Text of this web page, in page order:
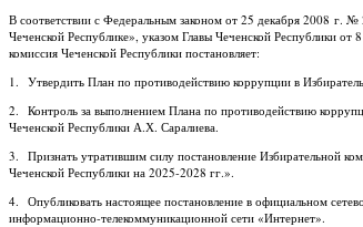
В соответствии с Федеральным законом от 25 декабря 2008 г.
Чеченской Республике», указом Главы Чеченской Республики
комиссия Чеченской Республики постановляет:
1. Утвердить План по противодействию коррупции в
2. Контроль за выполнением Плана по противодействию
Чеченской Республики А.Х. Саралиева.
3. Признать утратившим силу постановление Избирательной
Чеченской Республики на 2025-2028 гг.».
4. Опубликовать настоящее постановление в официальном
информационно-телекоммуникационной сети «Интернет».